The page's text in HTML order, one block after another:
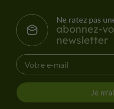
Ne ratez pas
abonnez-
newsletter
Je